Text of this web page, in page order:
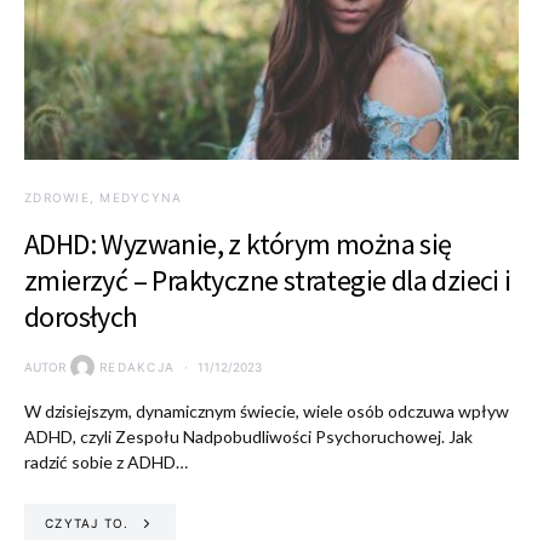
ZDROWIE, MEDYCYNA
ADHD: Wyzwanie, z którym można się
zmierzyć – Praktyczne strategie dla dzieci i
dorosłych
AUTOR REDAKCJA 11/12/2023
W dzisiejszym, dynamicznym świecie, wiele osób odczuwa wpływ
ADHD, czyli Zespołu Nadpobudliwości Psychoruchowej. Jak
radzić sobie z ADHD…
CZYTAJ TO.